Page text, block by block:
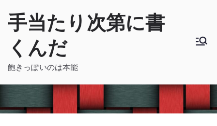
手当たり次第に書
くんだ
飽きっぽいのは本能